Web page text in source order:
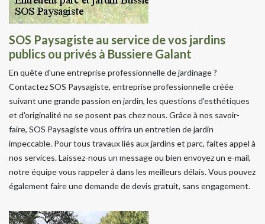
SOS Paysagiste au service de vos jardins
publics ou privés à Bussiere Galant
En quête d'une entreprise professionnelle de jardinage ?
Contactez SOS Paysagiste, entreprise professionnelle créée
suivant une grande passion en jardin, les questions d'esthétiques
et d'originalité ne se posent pas chez nous. Grâce à nos savoir-
faire, SOS Paysagiste vous offrira un entretien de jardin
impeccable. Pour tous travaux liés aux jardins et parc, faites appel à
nos services. Laissez-nous un message ou bien envoyez un e-mail,
notre équipe vous rappeler à dans les meilleurs délais. Vous pouvez
également faire une demande de devis gratuit, sans engagement.